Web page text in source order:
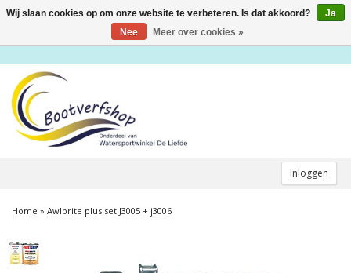
Inloggen
Toggle
Home » Awlbrite plus set J3005 + j3006
Wij slaan cookies op om onze website te verbeteren. Is dat akkoord?
Ja
Nee
Meer over cookies »